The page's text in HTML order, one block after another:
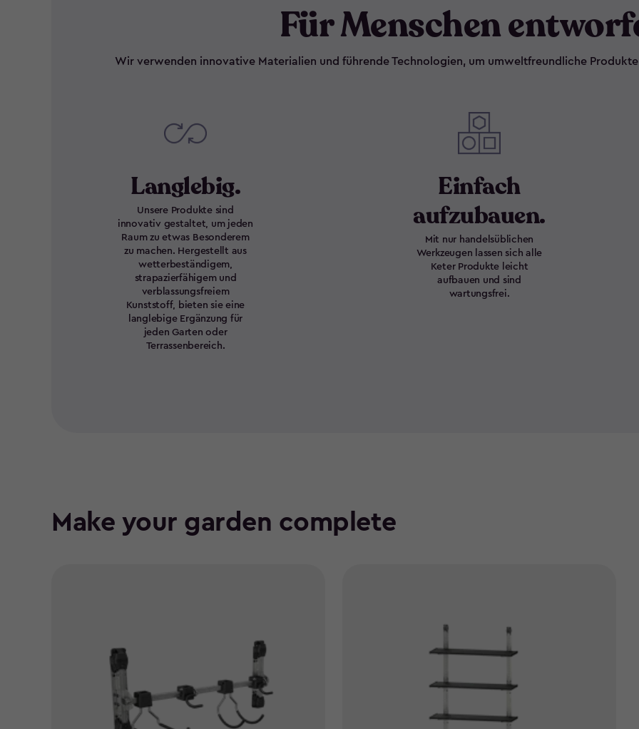
Für Menschen
Wir verwenden innovative Materialien und führende Technologien, um umweltfreundliche
Langlebig.
Unsere Produkte sind
innovativ gestaltet, um jeden
Raum zu etwas Besonderem
zu machen. Hergestellt aus
wetterbeständigem,
strapazierfähigem und
verblassungsfreiem
Kunststoff, bieten sie eine
langlebige Ergänzung für
jeden Garten oder
Terrassenbereich.
Einfach
aufzubauen.
Mit nur handelsüblichen
Werkzeugen lassen sich alle
Keter Produkte leicht
aufbauen und sind
wartungsfrei.
Make your garden complete